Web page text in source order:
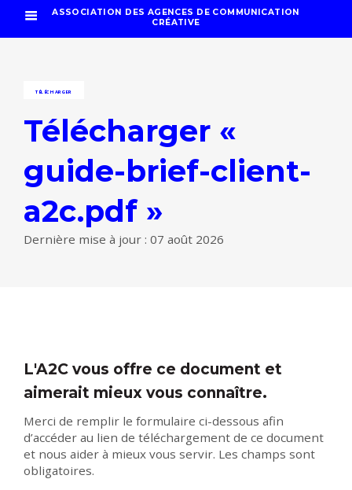
ASSOCIATION DES AGENCES DE COMMUNICATION
CRÉATIVE
TÉLÉCHARGER
Télécharger «
guide-brief-client-
a2c.pdf »
Dernière mise à jour : 07 août 2026
L'A2C vous offre ce document et
aimerait mieux vous connaître.
Merci de remplir le formulaire ci-dessous afin
d’accéder au lien de téléchargement de ce document
et nous aider à mieux vous servir. Les champs sont
obligatoires.